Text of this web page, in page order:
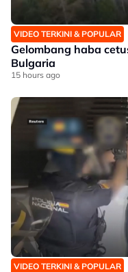
VIDEO TERKINI & POPULAR
Gelombang haba
Bulgaria
15 hours ago
VIDEO TERKINI & POPULAR